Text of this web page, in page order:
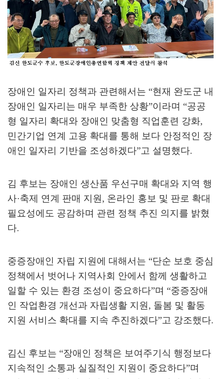
장애인 일자리 정책과 관련해서는 “현재 완도군 내
장애인 일자리는 매우 부족한 상황”이라며 “공공
형 일자리 확대와 장애인 맞춤형 직업훈련 강화,
민간기업 연계 고용 확대를 통해 보다 안정적인 장
애인 일자리 기반을 조성하겠다”고 설명했다.
김 후보는 장애인 생산품 우선구매 확대와 지역 행
사·축제 연계 판매 지원 , 온라인 홍보 및 판로 확대
필요성에도 공감하며 관련 정책 추진 의지를 밝혔
다.
중증장애인 자립 지원에 대해서는 “단순 보호 중심
정책에서 벗어나 지역사회 안에서 함께 생활하고
일할 수 있는 환경 조성이 중요하다”며 “중증장애
인 작업환경 개선과 자립생활 지원 , 돌봄 및 활동
지원 서비스 확대를 지속 추진하겠다”고 강조했다.
김신 후보는 “장애인 정책은 보여주기식 행정보다
지속적인 소통과 실질적인 지원이 중요하다”며